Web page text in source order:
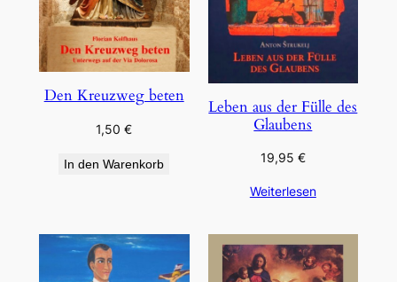
Den Kreuzweg beten
1,50€
In den Warenkorb
Leben aus der Fülle des
Glaubens
19,95 €
Weiterlesen